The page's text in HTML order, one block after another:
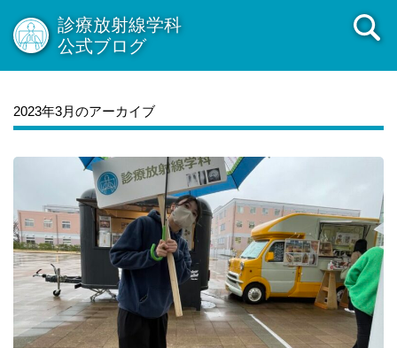
診療放射線学科
公式ブログ
2023年3月のアーカイブ